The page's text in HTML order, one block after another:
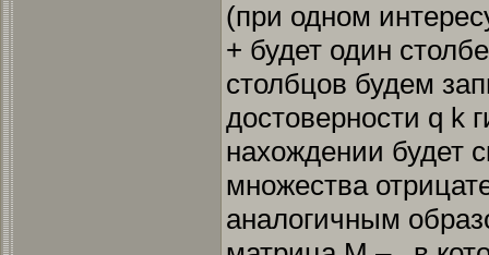
(при одном
+ будет один
столбцов будем
достоверности q k
нахождении будет
множества
аналогичным